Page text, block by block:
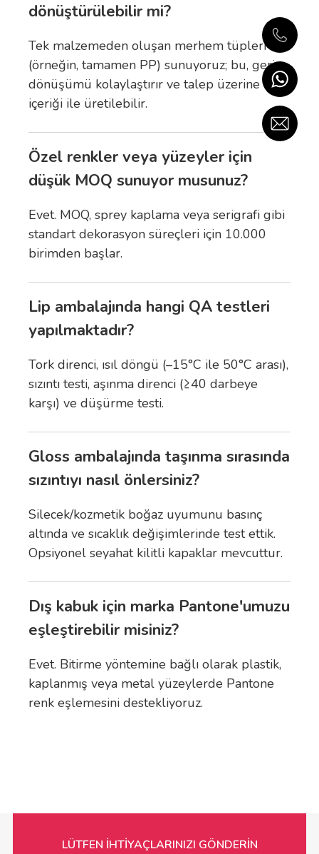
dönüştürülebilir mi?
Tek malzemeden oluşan merhem tüpleri
(örneğin, tamamen PP) sunuyoruz; bu, geri
dönüşümü kolaylaştırır ve talep üzerine PCR
içeriği ile üretilebilir.
Özel renkler veya yüzeyler için
düşük MOQ sunuyor musunuz?
Evet. MOQ, sprey kaplama veya serigrafi gibi
standart dekorasyon süreçleri için 10.000
birimden başlar.
Lip ambalajında hangi QA testleri
yapılmaktadır?
Tork direnci, ısıl döngü (–15°C ile 50°C arası),
sızıntı testi, aşınma direnci (≥40 darbeye
karşı) ve düşürme testi.
Gloss ambalajında taşınma sırasında
sızıntıyı nasıl önlersiniz?
Silecek/kozmetik boğaz uyumunu basınç
altında ve sıcaklık değişimlerinde test ettik.
Opsiyonel seyahat kilitli kapaklar mevcuttur.
Dış kabuk için marka Pantone'umuzu
eşleştirebilir misiniz?
Evet. Bitirme yöntemine bağlı olarak plastik,
kaplanmış veya metal yüzeylerde Pantone
renk eşlemesini destekliyoruz.
LÜTFEN İHTİYAÇLARINIZI GÖNDERİN